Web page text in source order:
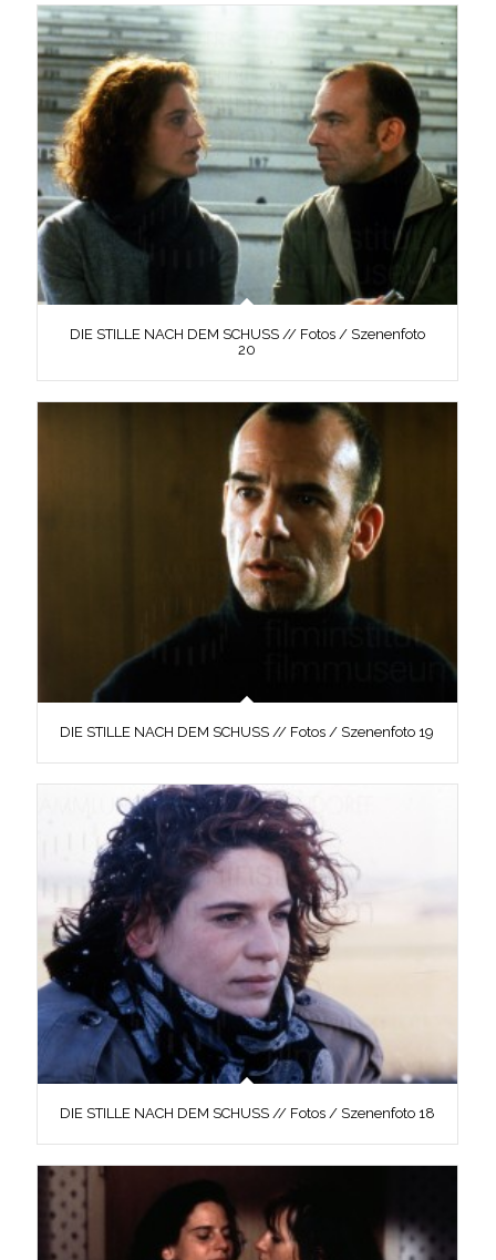
DIE STILLE NACH DEM SCHUSS // Fotos / Szenenfoto
20
DIE STILLE NACH DEM SCHUSS // Fotos / Szenenfoto 19
DIE STILLE NACH DEM SCHUSS // Fotos / Szenenfoto 18